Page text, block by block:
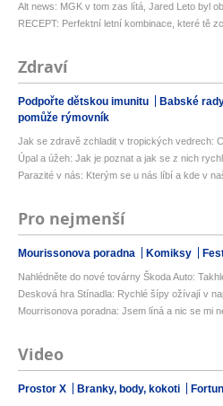
Alt news: MGK v tom zas lítá, Jared Leto byl
RECEPT: Perfektní letní kombinace, které tě
Zdraví
Podpořte dětskou imunitu Babské
pomůže rýmovník
Jak se zdravě zchladit v tropických vedrech:
Úpal a úžeh: Jak je poznat a jak se z nich
Parazité v nás: Kterým se u nás líbí a kde v
Pro nejmenší
Mourissonova poradna Komiksy
Nahlédněte do nové továrny Škoda Auto:
Desková hra Stínadla: Rychlé šípy ožívají v
Mourrisonova poradna: Jsem líná a nic se mi
Video
Prostor X Branky, body, kokoti